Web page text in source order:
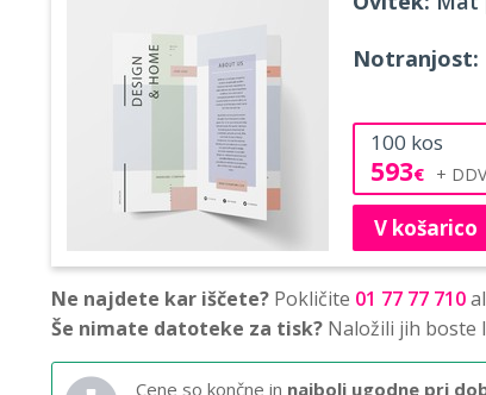
Notranjost:
100 kos
593€
V košarico
Ne najdete kar iščete? Pokličite 01 77 77 710
Še nimate datoteke za tisk? Naložili jih boste
Cene so končne in najbolj ugodne pri